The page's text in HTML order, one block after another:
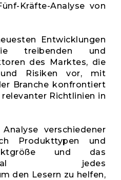
Kräfte-Analyse von
Entwicklungen
treibenden und
des Marktes, die
und Risiken vor, mit
Branche konfrontiert
Richtlinien in
verschiedener
Produkttypen und
und das
jedes
den Lesern zu helfen,